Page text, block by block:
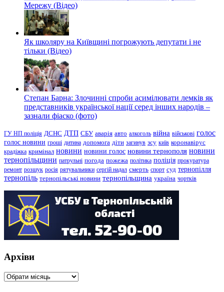
Мережу (Відео)
Як школяру на Київщині погрожують депутати і не
тільки (Відео)
Степан Барна: Злочинні спроби асимілювати лемків як
представників української нації серед інших народів –
зазнали фіаско (фото)
ГУ НП поліція ДСНС ДТП СБУ аварія авто алкоголь війна військові голос
голос новини гроші дитина допомога діти загинув зсу київ коронавірус
крадіжка кримінал новини новини голос новини тернополя новини
тернопільщини патрульні погода пожежа політика поліція прокуратура
ремонт розшук росія рятувальники сергій надал смерть спорт суд тернопілля
тернопіль тернопільські новини тернопільщина україна чортків
Архіви
Архіви